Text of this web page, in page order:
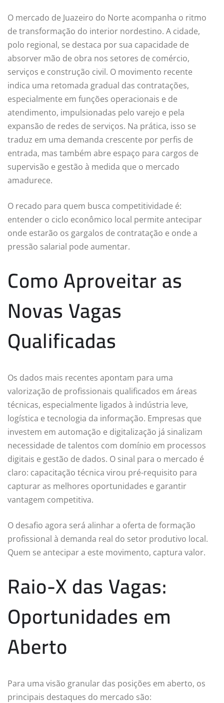
O mercado de Juazeiro do Norte acompanha o ritmo
de transformação do interior nordestino. A cidade,
polo regional, se destaca por sua capacidade de
absorver mão de obra nos setores de comércio,
serviços e construção civil. O movimento recente
indica uma retomada gradual das contratações,
especialmente em funções operacionais e de
atendimento, impulsionadas pelo varejo e pela
expansão de redes de serviços. Na prática, isso se
traduz em uma demanda crescente por perfis de
entrada, mas também abre espaço para cargos de
supervisão e gestão à medida que o mercado
amadurece.
O recado para quem busca competitividade é:
entender o ciclo econômico local permite antecipar
onde estarão os gargalos de contratação e onde a
pressão salarial pode aumentar.
Como Aproveitar as
Novas Vagas
Qualificadas
Os dados mais recentes apontam para uma
valorização de profissionais qualificados em áreas
técnicas, especialmente ligados à indústria leve,
logística e tecnologia da informação. Empresas que
investem em automação e digitalização já sinalizam
necessidade de talentos com domínio em processos
digitais e gestão de dados. O sinal para o mercado é
claro: capacitação técnica virou pré-requisito para
capturar as melhores oportunidades e garantir
vantagem competitiva.
O desafio agora será alinhar a oferta de formação
profissional à demanda real do setor produtivo local.
Quem se antecipar a este movimento, captura valor.
Raio-X das Vagas:
Oportunidades em
Aberto
Para uma visão granular das posições em aberto, os
principais destaques do mercado são: